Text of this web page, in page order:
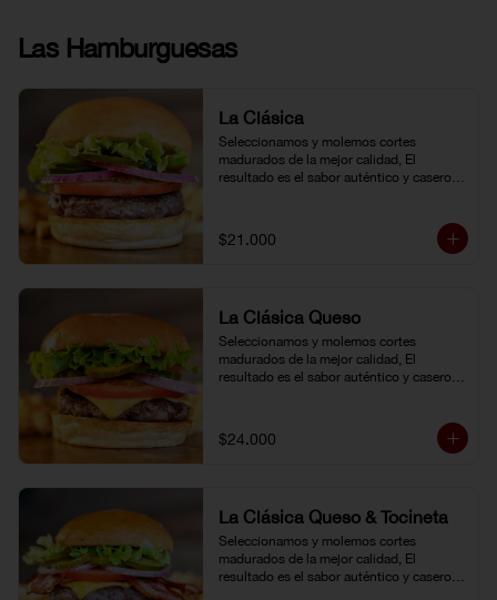
Las Hamburguesas
La Clásica
Seleccionamos y molemos cortes
madurados de la mejor calidad, El
resultado es el sabor auténtico y casero
usted elija. Armela como quiera.
$21.000
La Clásica Queso
Seleccionamos y molemos cortes
madurados de la mejor calidad, El
resultado es el sabor auténtico y casero
usted elija. Armela como quiera.
$24.000
La Clásica Queso & Tocineta
Seleccionamos y molemos cortes
madurados de la mejor calidad, El
resultado es el sabor auténtico y casero